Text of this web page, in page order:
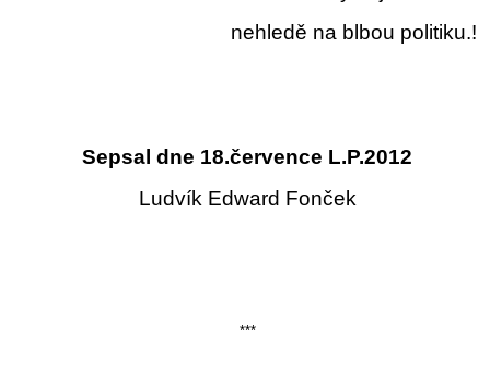
nehledě na blbou politiku.!
Sepsal dne 18.července L.P.2012
Ludvík Edward Fonček
***